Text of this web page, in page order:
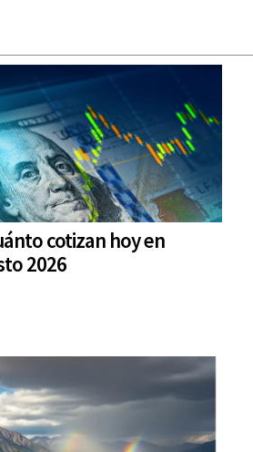
cotizan hoy en
2026